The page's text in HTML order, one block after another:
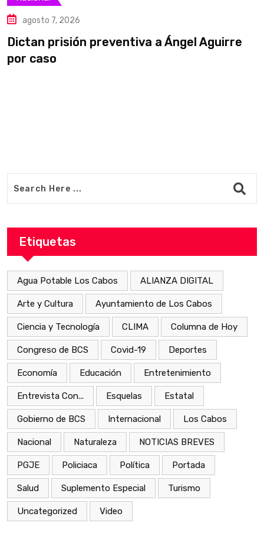
agosto 7, 2026
Dictan prisión preventiva a Ángel Aguirre
por caso
Etiquetas
Agua Potable Los Cabos ALIANZA DIGITAL
Arte y Cultura Ayuntamiento de Los Cabos
Ciencia y Tecnología CLIMA Columna de Hoy
Congreso de BCS Covid-19 Deportes
Economía Educación Entretenimiento
Entrevista Con... Esquelas Estatal
Gobierno de BCS Internacional Los Cabos
Nacional Naturaleza NOTICIAS BREVES
PGJE Policiaca Política Portada
Salud Suplemento Especial Turismo
Uncategorized Video